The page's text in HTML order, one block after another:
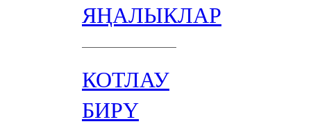
ЯҢАЛЫКЛАР
КОТЛАУ
БИРҮ